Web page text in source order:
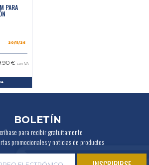
PARA
20/11/26
€ con IVA
BOLETÍN
para recibir gratuitamente
promocionales y noticias de productos